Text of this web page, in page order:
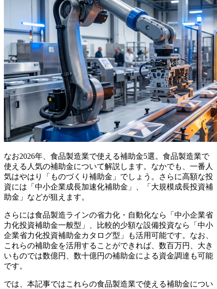
なお2026年、食品製造業で使える補助金5選。食品製造業で
使える人気の補助金について解説します。なかでも、一番人
気はやはり「ものづくり補助金」でしょう。さらに高額な投
資には「中小企業成長加速化補助金」、「大規模成長投資補
助金」などが狙えます。
さらには食品製造ラインの省力化・自動化なら「中小企業省
力化投資補助金一般型」、比較的少額な設備投資なら「中小
企業省力化投資補助金カタログ型」も活用可能です。なお、
これらの補助金を活用することができれば、数百万円、大き
いものでは数億円、数十億円の補助金による資金調達も可能
です。
では、本記事ではこれらの食品製造業で使える補助金につい